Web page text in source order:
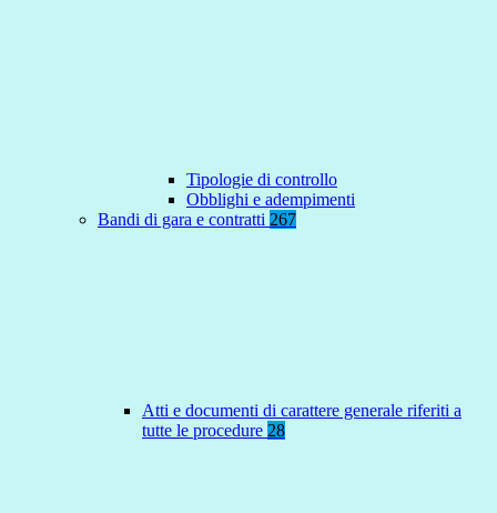
Tipologie di controllo
Obblighi e adempimenti
Bandi di gara e contratti 267
Atti e documenti di carattere generale riferiti a
tutte le procedure 28